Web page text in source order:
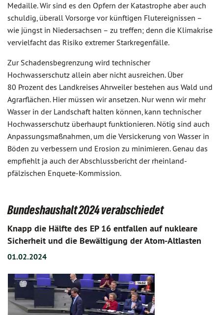
Medaille. Wir sind es den Opfern der Katastrophe aber auch
schuldig, überall Vorsorge vor künftigen Flutereignissen –
wie jüngst in Niedersachsen – zu treffen; denn die Klimakrise
vervielfacht das Risiko extremer Starkregenfälle.
Zur Schadensbegrenzung wird technischer
Hochwasserschutz allein aber nicht ausreichen. Über
80 Prozent des Landkreises Ahrweiler bestehen aus Wald und
Agrarflächen. Hier müssen wir ansetzen. Nur wenn wir mehr
Wasser in der Landschaft halten können, kann technischer
Hochwasserschutz überhaupt funktionieren. Nötig sind auch
Anpassungsmaßnahmen, um die Versickerung von Wasser in
Böden zu verbessern und Erosion zu minimieren. Genau das
empfiehlt ja auch der Abschlussbericht der rheinland-
pfälzischen Enquete-Kommission.
Bundeshaushalt 2024 verabschiedet
Knapp die Hälfte des EP 16 entfallen auf nukleare
Sicherheit und die Bewältigung der Atom-Altlasten
01.02.2024